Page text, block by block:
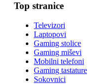
Top stranice
Televizori
Laptopovi
Gaming stolice
Gaming miševi
Mobilni telefoni
Gaming tastature
Sokovnici